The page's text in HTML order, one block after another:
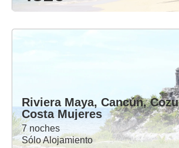
Riviera Maya, Cancún,
Costa Mujeres
7 noches
Sólo Alojamiento